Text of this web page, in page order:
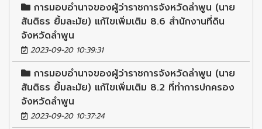
การมอบอำนาจของผู้ว่าราชการจังหวัดลำพูน (นาย
สันติธร ยิ้มละมัย) แก้ไขเพิ่มเติม 8.6 สำนักงานที่ดิน
จังหวัดลำพูน
2023-09-20 10:39:31
การมอบอำนาจของผู้ว่าราชการจังหวัดลำพูน (นาย
สันติธร ยิ้มละมัย) แก้ไขเพิ่มเติม 8.2 ที่ทำการปกครอง
จังหวัดลำพูน
2023-09-20 10:37:24